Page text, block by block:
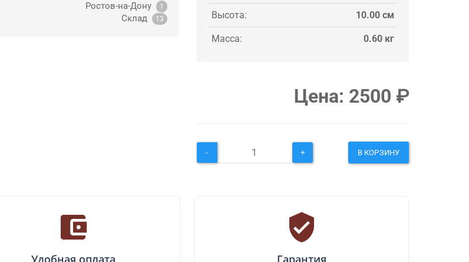
Ростов-на-Дону 1
Склад 13 Высота: 10.00 см
Масса: 0.60 кг
Цена: 2500 ₽
- + В КОРЗИНУ
Удобная оплата Гарантия